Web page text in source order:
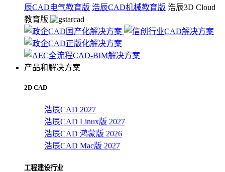
辰CAD电气教育版 浩辰CAD机械教育版 浩辰3D Cloud
教育版
产品和解决方案
2D CAD
浩辰CAD 2027
浩辰CAD Linux版 2027
浩辰CAD 鸿蒙版 2026
浩辰CAD Mac版 2027
工程建设行业